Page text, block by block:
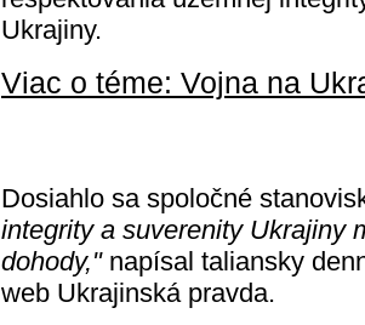
Ukrajiny.
Viac o téme: Vojna na
Dosiahlo sa spoločné
integrity a suverenity Ukrajiny
dohody,"napísal taliansky
web Ukrajinská pravda.